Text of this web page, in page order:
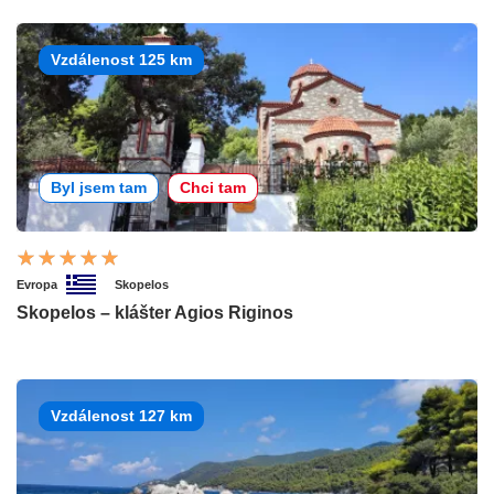
Vzdálenost 125 km
Byl jsem tam Chci tam
Evropa Skopelos
Skopelos – klášter Agios Riginos
Vzdálenost 127 km